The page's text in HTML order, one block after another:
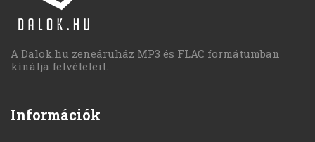
A Dalok.hu zeneáruház MP3 és FLAC formátumban
kínálja felvételeit.
Információk